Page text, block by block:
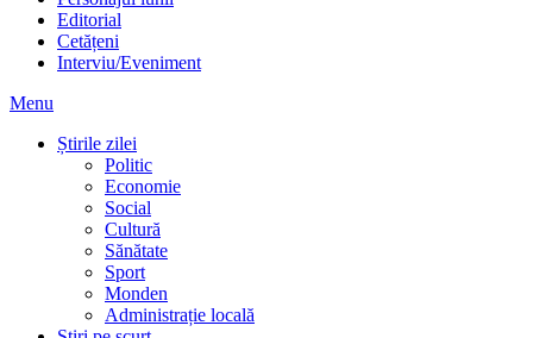
Editorial
Cetățeni
Interviu/Eveniment
Menu
Știrile zilei
Politic
Economie
Social
Cultură
Sănătate
Sport
Monden
Administrație locală